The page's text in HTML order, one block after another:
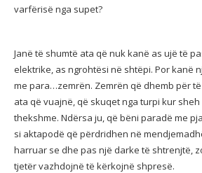
varfërisë nga supet?
Janë të shumtë ata që nuk kanë as ujë të
elektrike, as ngrohtësi në shtëpi. Por kanë
me para…zemrën. Zemrën që dhemb për
ata që vuajnë, që skuqet nga turpi kur
thekshme. Ndërsa ju, që bëni paradë me
si aktapodë që përdridhen në
harruar se dhe pas një darke të shtrenjtë,
tjetër vazhdojnë të kërkojnë shpresë.